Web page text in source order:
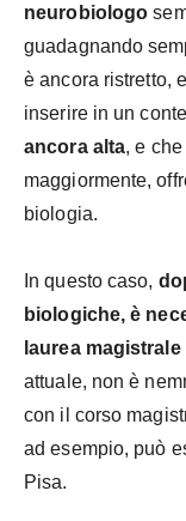
neurobiologo
guadagnando
è ancora ristretto,
inserire in un
ancora alta, e
maggiormente,
biologia.
In questo caso,
biologiche, è
laurea
attuale, non è
con il corso
ad esempio, può
Pisa.